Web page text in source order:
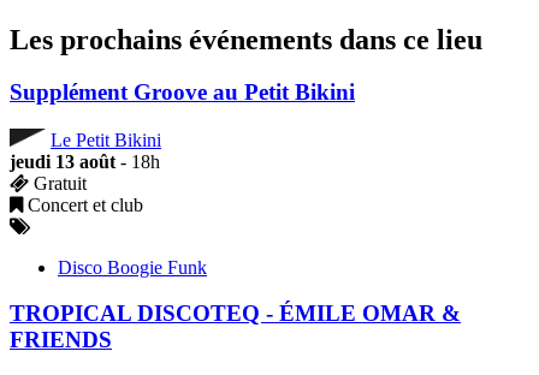
Les prochains événements dans ce lieu
Supplément Groove au Petit Bikini
Le Petit Bikini
jeudi 13 août - 18h
Gratuit
Concert et club
Disco Boogie Funk
TROPICAL DISCOTEQ - ÉMILE OMAR &
FRIENDS